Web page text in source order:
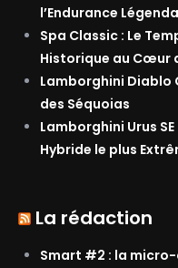
l’Endurance
Spa Classic : Le
Historique au Cœur
Lamborghini Diablo
des Séquoias
Lamborghini Urus
Hybride le plus
La rédaction
Smart #2 : la